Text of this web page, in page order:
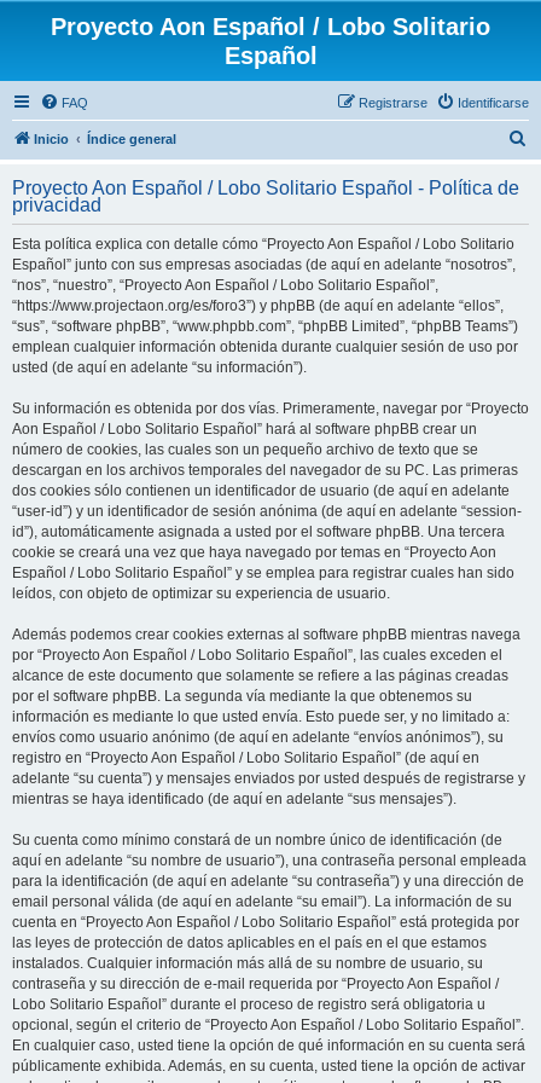
Proyecto Aon Español / Lobo Solitario
Español
FAQ Identificarse
Registrarse
Inicio Índice general
c
Proyecto Aon Español / Lobo Solitario Español - Política de
privacidad
Esta política explica con detalle cómo “Proyecto Aon Español / Lobo Solitario
Español” junto con sus empresas asociadas (de aquí en adelante “nosotros”,
“nos”, “nuestro”, “Proyecto Aon Español / Lobo Solitario Español”,
“https://www.projectaon.org/es/foro3”) y phpBB (de aquí en adelante “ellos”,
“sus”, “software phpBB”, “www.phpbb.com”, “phpBB Limited”, “phpBB Teams”)
emplean cualquier información obtenida durante cualquier sesión de uso por
usted (de aquí en adelante “su información”).
Su información es obtenida por dos vías. Primeramente, navegar por “Proyecto
Aon Español / Lobo Solitario Español” hará al software phpBB crear un
número de cookies, las cuales son un pequeño archivo de texto que se
descargan en los archivos temporales del navegador de su PC. Las primeras
dos cookies sólo contienen un identificador de usuario (de aquí en adelante
“user-id”) y un identificador de sesión anónima (de aquí en adelante “session-
id”), automáticamente asignada a usted por el software phpBB. Una tercera
cookie se creará una vez que haya navegado por temas en “Proyecto Aon
Español / Lobo Solitario Español” y se emplea para registrar cuales han sido
leídos, con objeto de optimizar su experiencia de usuario.
Además podemos crear cookies externas al software phpBB mientras navega
por “Proyecto Aon Español / Lobo Solitario Español”, las cuales exceden el
alcance de este documento que solamente se refiere a las páginas creadas
por el software phpBB. La segunda vía mediante la que obtenemos su
información es mediante lo que usted envía. Esto puede ser, y no limitado a:
envíos como usuario anónimo (de aquí en adelante “envíos anónimos”), su
registro en “Proyecto Aon Español / Lobo Solitario Español” (de aquí en
adelante “su cuenta”) y mensajes enviados por usted después de registrarse y
mientras se haya identificado (de aquí en adelante “sus mensajes”).
Su cuenta como mínimo constará de un nombre único de identificación (de
aquí en adelante “su nombre de usuario”), una contraseña personal empleada
para la identificación (de aquí en adelante “su contraseña”) y una dirección de
email personal válida (de aquí en adelante “su email”). La información de su
cuenta en “Proyecto Aon Español / Lobo Solitario Español” está protegida por
las leyes de protección de datos aplicables en el país en el que estamos
instalados. Cualquier información más allá de su nombre de usuario, su
contraseña y su dirección de e-mail requerida por “Proyecto Aon Español /
Lobo Solitario Español” durante el proceso de registro será obligatoria u
opcional, según el criterio de “Proyecto Aon Español / Lobo Solitario Español”.
En cualquier caso, usted tiene la opción de qué información en su cuenta será
públicamente exhibida. Además, en su cuenta, usted tiene la opción de activar